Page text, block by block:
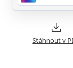
Stáhnout v